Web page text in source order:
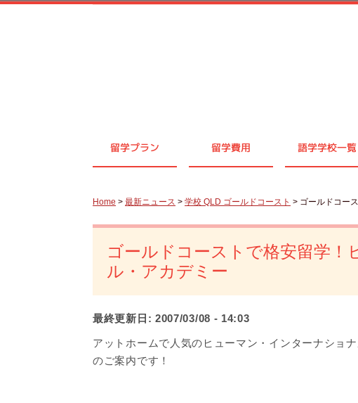
留学プラン 留学費用 語学学校一覧
Home > 最新ニュース > 学校 QLD ゴールドコースト > ゴールドコー
ゴールドコーストで格安留学！
ル・アカデミー
最終更新日: 2007/03/08 - 14:03
アットホームで人気のヒューマン・インターナショ
のご案内です！